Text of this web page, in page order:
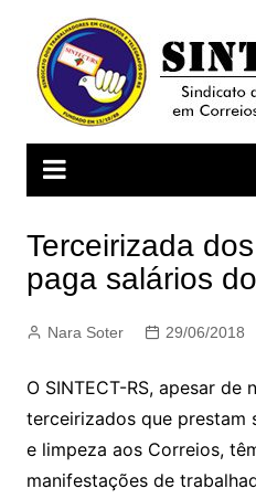
conteúdo
Terceirizada
paga salários
Nara Soter 29/06/2018
O SINTECT-RS, apesar de
terceirizados que prestam
e limpeza aos Correios,
manifestações de